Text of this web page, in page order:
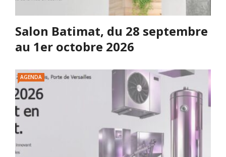
Salon Batimat, du 28 septembre
au 1er octobre 2026
AGENDA